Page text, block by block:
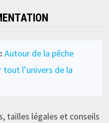
Autour de la pêche
tout l’univers de la
tailles légales et conseils